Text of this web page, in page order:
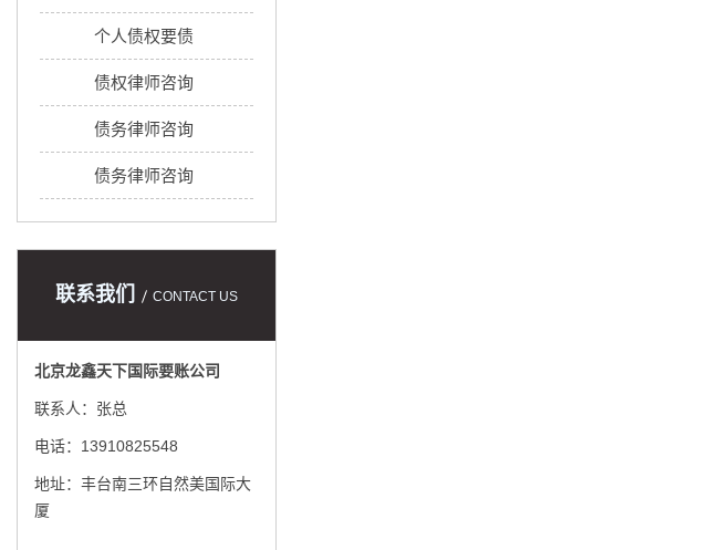
个人债权要债
债权律师咨询
债务律师咨询
债务律师咨询
联系我们 CONTACT US
北京龙鑫天下国际要账公司
联系人：张总
电话：13910825548
地址：丰台南三环自然美国际大
厦